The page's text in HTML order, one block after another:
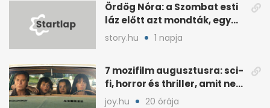
Ördög Nóra: a Szombat esti
láz előtt azt mondták, egy
hét alatt fogyjon
story.hu 1 napja
7 mozifilm augusztusra: sci-
fi, horror és thriller, amit nem
érdemes kihagyni
joy.hu 20 órája